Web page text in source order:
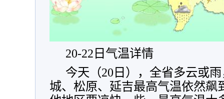
20-22日气温详情
今天（20日），全省多云或
城、松原、延吉最高气温依然